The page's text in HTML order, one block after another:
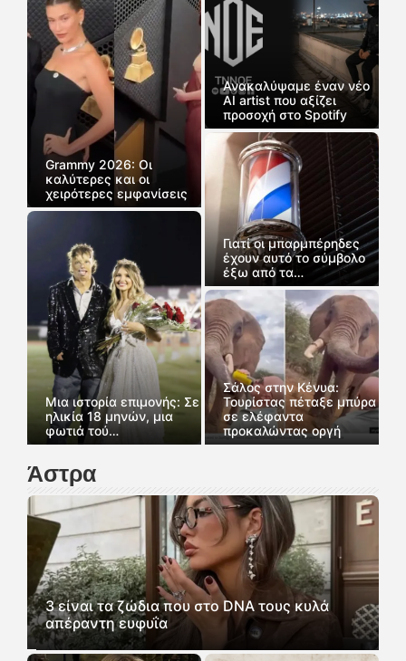
Grammy 2026: Οι
καλύτερες και οι
χειρότερες εμφανίσεις
Μια ιστορία επιμονής: Σε
ηλικία 18 μηνών, μια
φωτιά τού…
Ανακαλύψαμε έναν νέο
AI artist που αξίζει
προσοχή στο Spotify
Γιατί οι μπαρμπέρηδες
έχουν αυτό το σύμβολο
έξω από τα…
Σάλος στην Κένυα:
Τουρίστας πέταξε μπύρα
σε ελέφαντα
προκαλώντας οργή
Άστρα
3 είναι τα ζώδια που στο DNA τους κυλά
απέραντη ευφυΐα